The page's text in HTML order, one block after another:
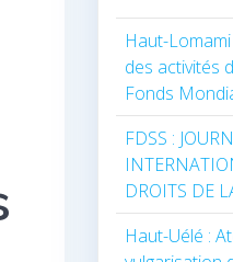
Haut-
des activités
Fonds
FDSS :
DROITS DE
Haut-Uélé :